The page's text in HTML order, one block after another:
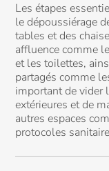
Les étapes
le dépoussiérage
tables et des
affluence comme
et les toilettes,
partagés comme
important de vider
extérieures et de
autres espaces
protocoles